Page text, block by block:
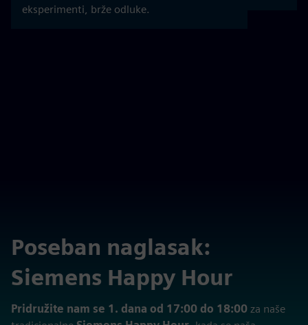
eksperimenti, brže odluke.
Poseban naglasak:
Siemens Happy Hour
Pridružite nam se 1. dana od 17:00 do 18:00 za naše